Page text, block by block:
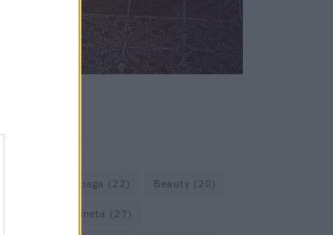
Balenciaga (22) Beauty (20)
Bottega Veneta (27)